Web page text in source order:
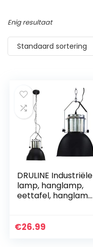
Enig resultaat
Standaard sortering
DRULINE Industriële
lamp, hanglamp,
eettafel, hanglamp,
eettafellamp,
€26.99